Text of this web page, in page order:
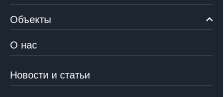
Объекты
О нас
Новости и статьи